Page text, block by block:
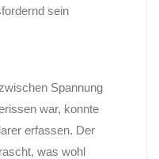
sein
Spannung
war, konnte
erfassen. Der
was wohl